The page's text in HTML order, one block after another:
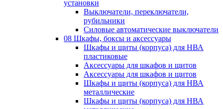
установки
Выключатели, переключатели,
рубильники
Силовые автоматические выключатели
08 Шкафы, боксы и аксессуары
Шкафы и щиты (корпуса) для НВА
пластиковые
Аксессуары для шкафов и щитов
Аксессуары для шкафов и щитов
Шкафы и щиты (корпуса) для НВА
металлические
Шкафы и щиты (корпуса) для НВА